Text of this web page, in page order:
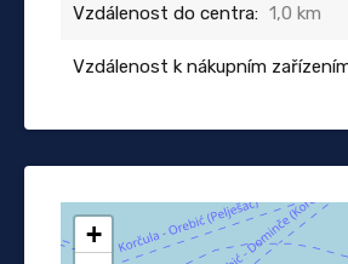
Vzdálenost do centra: 1,0 km
Vzdálenost k nákupním
+